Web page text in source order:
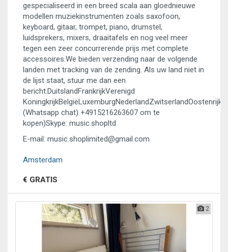
gespecialiseerd in een breed scala aan gloednieuwe
modellen muziekinstrumenten zoals saxofoon,
keyboard, gitaar, trompet, piano, drumstel,
luidsprekers, mixers, draaitafels en nog veel meer
tegen een zeer concurrerende prijs met complete
accessoires.We bieden verzending naar de volgende
landen met tracking van de zending. Als uw land niet in
de lijst staat, stuur me dan een
bericht.DuitslandFrankrijkVerenigd
(Whatsapp chat) +4915216263607 om te
kopen)Skype: music.shopltd
E-mail: music.shoplimited@gmail.com
Amsterdam
€ GRATIS
2